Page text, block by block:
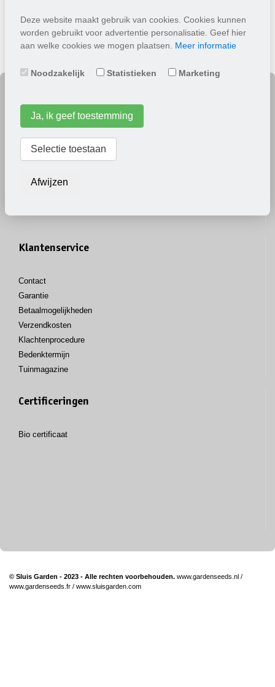
Deze website maakt gebruik van cookies. Cookies kunnen
worden gebruikt voor advertentie personalisatie. Geef hier
aan welke cookies we mogen plaatsen. Meer informatie
Noodzakelijk Statistieken Marketing
Ja, ik geef toestemming
Selectie toestaan
Afwijzen
Algemene informatie
Vacatures
GMO vrij
Privacy
Klantenservice
Contact
Garantie
Betaalmogelijkheden
Verzendkosten
Klachtenprocedure
Bedenktermijn
Tuinmagazine
Certificeringen
Bio certificaat
© Sluis Garden - 2023 - Alle rechten voorbehouden. www.gardenseeds.nl /
www.gardenseeds.fr / www.sluisgarden.com